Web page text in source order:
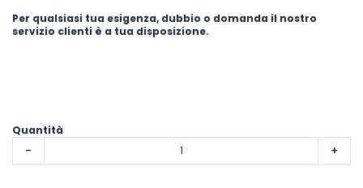
Per qualsiasi tua esigenza, dubbio o domanda il nostro
servizio clienti è a tua disposizione.
Quantità
- +